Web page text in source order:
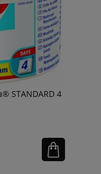
STANDARD 4